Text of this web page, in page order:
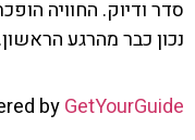
סדר ודיוק. החוויה
נכון כבר מהרגע הראשון.
byGetYourGuide